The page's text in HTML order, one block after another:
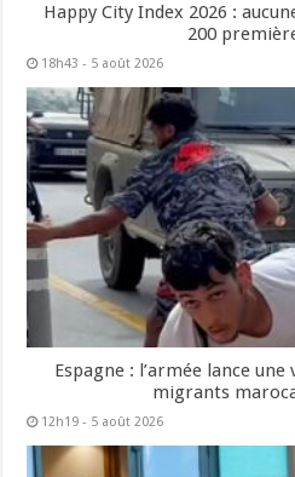
Happy City Index 2026 :
200
18h43 - 5 août 2026
Espagne : l’armée lance
migrants
12h19 - 5 août 2026